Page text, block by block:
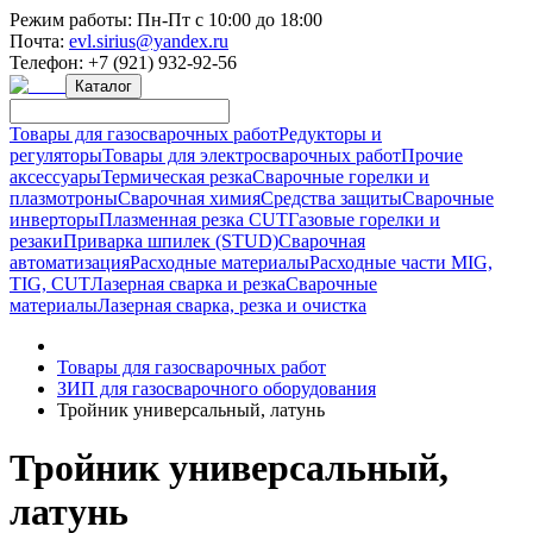
Режим работы: Пн-Пт с 10:00 до 18:00
Почта: evl.sirius@yandex.ru
Телефон: +7 (921) 932-92-56
Каталог
Товары для газосварочных работРедукторы и
регуляторыТовары для электросварочных работПрочие
аксессуарыТермическая резкаСварочные горелки и
плазмотроныСварочная химияСредства защитыСварочные
инверторыПлазменная резка CUTГазовые горелки и
резакиПриварка шпилек (STUD)Сварочная
автоматизацияРасходные материалыРасходные части MIG,
TIG, CUTЛазерная сварка и резкаСварочные
материалыЛазерная сварка, резка и очистка
Товары для газосварочных работ
ЗИП для газосварочного оборудования
Тройник универсальный, латунь
Тройник универсальный,
латунь